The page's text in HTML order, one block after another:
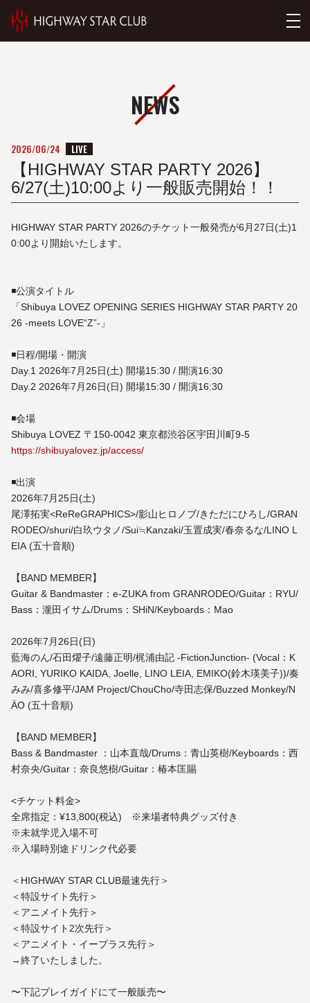
NEWS
2026/06/24 LIVE
【HIGHWAY STAR PARTY 2026】
6/27(土)10:00より一般販売開始！！
HIGHWAY STAR PARTY 2026のチケット一般発売が6月27日(土)1
0:00より開始いたします。
◾️公演タイトル
「Shibuya LOVEZ OPENING SERIES HIGHWAY STAR PARTY 20
26 -meets LOVE“Z”-」
◾️日程/開場・開演
Day.1 2026年7月25日(土) 開場15:30 / 開演16:30
Day.2 2026年7月26日(日) 開場15:30 / 開演16:30
◾️会場
Shibuya LOVEZ 〒150-0042 東京都渋谷区宇田川町9-5
https://shibuyalovez.jp/access/
◾️出演
2026年7月25日(土)
尾澤拓実<ReReGRAPHICS>/影山ヒロノブ/きただにひろし/GRAN
RODEO/shuri/白玖ウタノ/Sui≒Kanzaki/玉置成実/春奈るな/LINO L
EIA (五十音順)
【BAND MEMBER】
Guitar & Bandmaster：e-ZUKA from GRANRODEO/Guitar：RYU/
Bass：瀧田イサム/Drums：SHiN/Keyboards：Mao
2026年7月26日(日)
藍海のん/石田燿子/遠藤正明/梶浦由記 -FictionJunction- (Vocal：K
AORI, YURIKO KAIDA, Joelle, LINO LEIA, EMIKO(鈴木瑛美子))/奏
みみ/喜多修平/JAM Project/ChouCho/寺田志保/Buzzed Monkey/N
ÄO (五十音順)
【BAND MEMBER】
Bass & Bandmaster ：山本直哉/Drums：青山英樹/Keyboards：西
村奈央/Guitar：奈良悠樹/Guitar：椿本匡賜
<チケット料金>
全席指定：¥13,800(税込) ※来場者特典グッズ付き
※未就学児入場不可
※入場時別途ドリンク代必要
＜HIGHWAY STAR CLUB最速先行＞
＜特設サイト先行＞
＜アニメイト先行＞
＜特設サイト2次先行＞
＜アニメイト・イープラス先行＞
→終了いたしました。
〜下記プレイガイドにて一般販売〜